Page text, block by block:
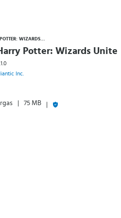
HARRY POTTER: WIZARDS UNITE
Potter: Wizards Unite
Inc.
75 MB